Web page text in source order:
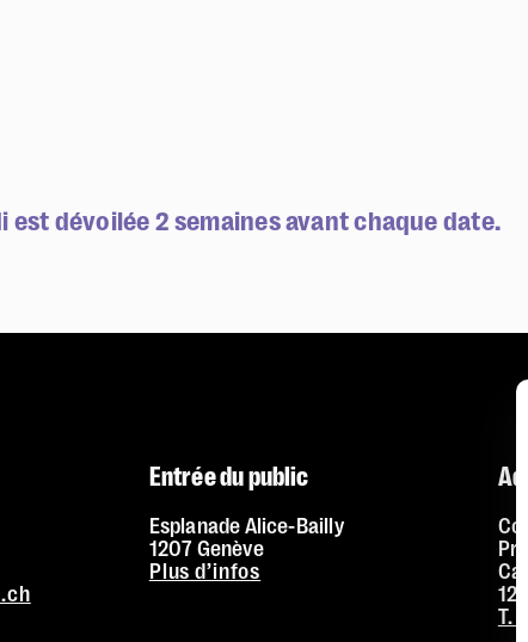
dévoilée 2 semaines avant chaque date.
Entrée du public
Esplanade Alice-Bailly
1207 Genève
Plus d’infos
T.